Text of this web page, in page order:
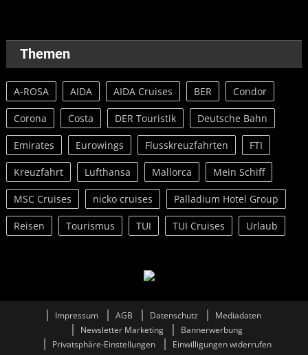
Themen
A-ROSA AIDA AIDA Cruises BER Condor
Corona Costa DER Touristik Deutsche Bahn
Emirates Eurowings Flusskreuzfahrten FTI
Kreuzfahrt Lufthansa Mallorca Mein Schiff
MSC Cruises nicko cruises Palladium Hotel Group
Reisen Tourismus TUI TUI Cruises Urlaub
Impressum AGB Datenschutz
Mediadaten
Newsletter Marketing
Bannerwerbung
Privatsphäre-Einstellungen
Einwilligungen widerrufen